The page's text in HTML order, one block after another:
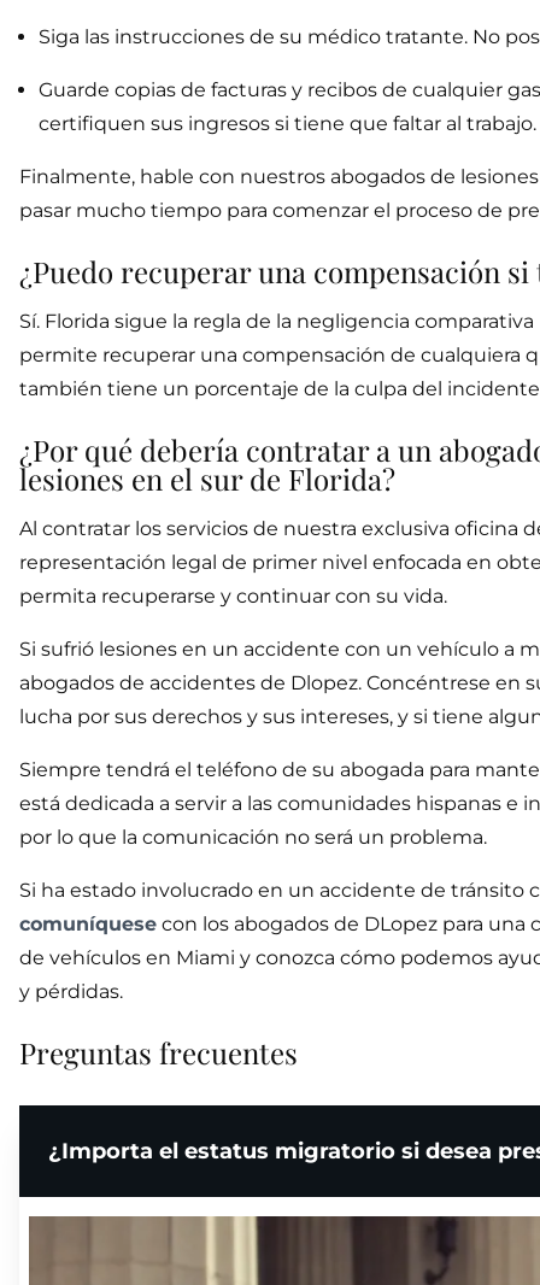
Siga las instrucciones de su médico tratante. No
Guarde copias de facturas y recibos de cualquier
certifiquen sus ingresos si tiene que faltar al trabajo.
Finalmente, hable con nuestros abogados de
pasar mucho tiempo para comenzar el proceso de
¿Puedo recuperar una compensación
Sí. Florida sigue la regla de la negligencia
permite recuperar una compensación de cualquiera
también tiene un porcentaje de la culpa del
¿Por qué debería contratar a un
lesiones en el sur de Florida?
Al contratar los servicios de nuestra exclusiva oficina
representación legal de primer nivel enfocada en
permita recuperarse y continuar con su vida.
Si sufrió lesiones en un accidente con un vehículo a
abogados de accidentes de Dlopez. Concéntrese
lucha por sus derechos y sus intereses, y si tiene
Siempre tendrá el teléfono de su abogada para
está dedicada a servir a las comunidades hispanas
por lo que la comunicación no será un problema.
Si ha estado involucrado en un accidente de tránsito
comuníquese con los abogados de DLopez para
de vehículos en Miami y conozca cómo podemos
y pérdidas.
Preguntas frecuentes
¿Importa el estatus migratorio si desea